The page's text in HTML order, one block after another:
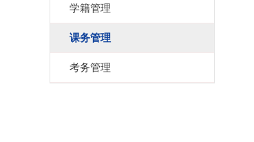
学籍管理
课务管理
考务管理